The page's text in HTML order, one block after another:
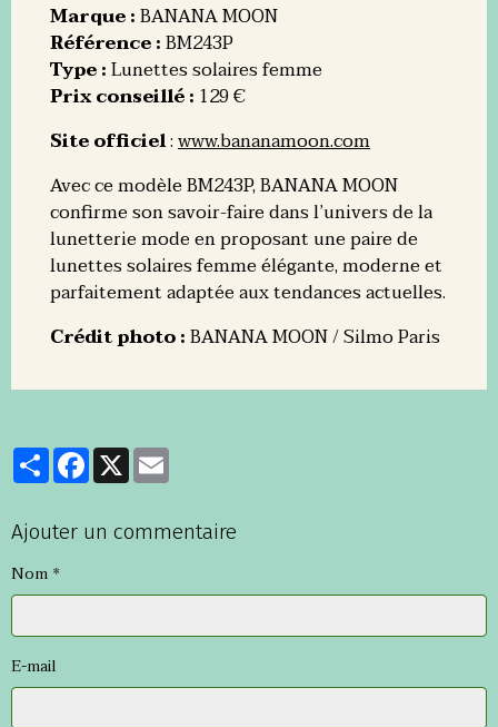
Marque :BANANA MOON
Référence :BM243P
Type :Lunettes solaires femme
Prix conseillé : 129 €
Site officiel:www.bananamoon.com
Avec ce modèle BM243P, BANANA MOON
confirme son savoir-faire dans l’univers de la
lunetterie mode en proposant une paire de
lunettes solaires femme élégante, moderne et
parfaitement adaptée aux tendances actuelles.
Crédit photo :BANANA MOON / Silmo Paris
PartagerFacebook
X
Ajouter un commentaire
Nom
E-mail